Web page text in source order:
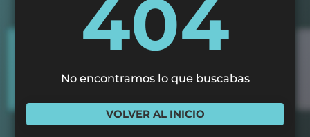
404
No encontramos lo que buscabas
VOLVER AL INICIO